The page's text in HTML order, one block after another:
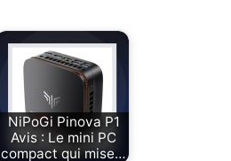
NiPoGi Pinova P1
Avis : Le mini PC
compact qui mise…